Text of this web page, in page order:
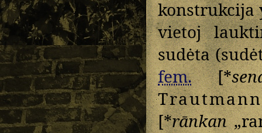
vietoj
sudėta
fem.[*
Trautmann
[*rānkan